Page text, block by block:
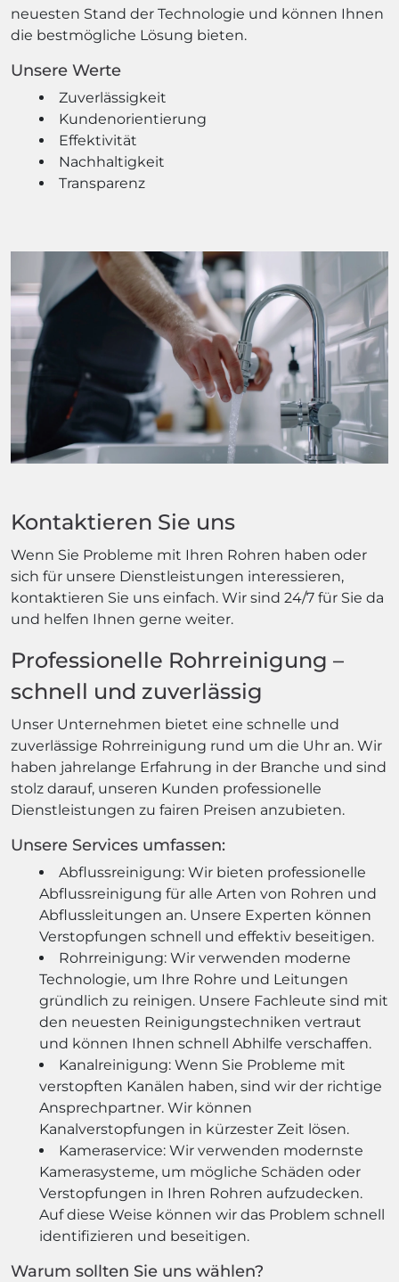
neuesten Stand der Technologie und können Ihnen
die bestmögliche Lösung bieten.
Unsere Werte
Zuverlässigkeit
Kundenorientierung
Effektivität
Nachhaltigkeit
Transparenz
Kontaktieren Sie uns
Wenn Sie Probleme mit Ihren Rohren haben oder
sich für unsere Dienstleistungen interessieren,
kontaktieren Sie uns einfach. Wir sind 24/7 für Sie da
und helfen Ihnen gerne weiter.
Professionelle Rohrreinigung –
schnell und zuverlässig
Unser Unternehmen bietet eine schnelle und
zuverlässige Rohrreinigung rund um die Uhr an. Wir
haben jahrelange Erfahrung in der Branche und sind
stolz darauf, unseren Kunden professionelle
Dienstleistungen zu fairen Preisen anzubieten.
Unsere Services umfassen:
Abflussreinigung: Wir bieten professionelle
Abflussreinigung für alle Arten von Rohren und
Abflussleitungen an. Unsere Experten können
Verstopfungen schnell und effektiv beseitigen.
Rohrreinigung: Wir verwenden moderne
Technologie, um Ihre Rohre und Leitungen
gründlich zu reinigen. Unsere Fachleute sind mit
den neuesten Reinigungstechniken vertraut
und können Ihnen schnell Abhilfe verschaffen.
Kanalreinigung: Wenn Sie Probleme mit
verstopften Kanälen haben, sind wir der richtige
Ansprechpartner. Wir können
Kanalverstopfungen in kürzester Zeit lösen.
Kameraservice: Wir verwenden modernste
Kamerasysteme, um mögliche Schäden oder
Verstopfungen in Ihren Rohren aufzudecken.
Auf diese Weise können wir das Problem schnell
identifizieren und beseitigen.
Warum sollten Sie uns wählen?